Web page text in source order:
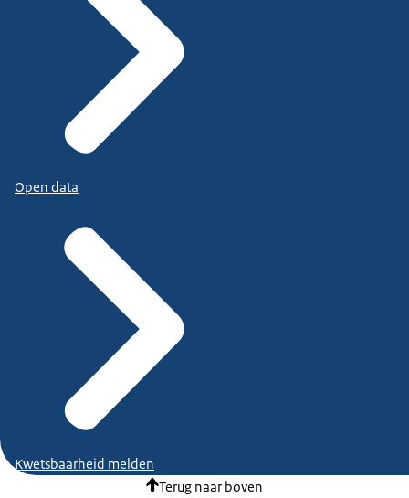
Open data
Kwetsbaarheid melden
Terug naar boven